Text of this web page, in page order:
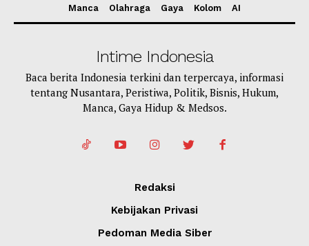
Manca
Olahraga Gaya Kolom AI
Intime Indonesia
Baca berita Indonesia terkini dan terpercaya, informasi
tentang Nusantara, Peristiwa, Politik, Bisnis, Hukum,
Manca, Gaya Hidup & Medsos.
Redaksi
Kebijakan Privasi
Pedoman Media Siber